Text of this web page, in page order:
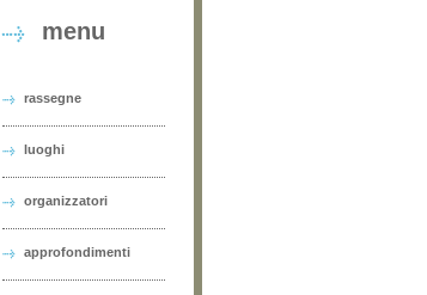
menu
rassegne
luoghi
organizzatori
approfondimenti